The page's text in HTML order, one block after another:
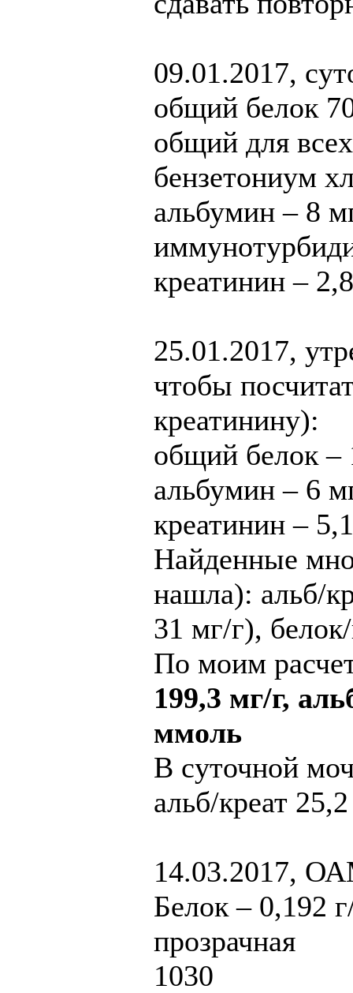
09.01.2017,
общий белок
общий для
бензетониум
альбумин – 8
креатинин –
25.01.2017,
чтобы
креатинину):
общий белок –
альбумин – 6
креатинин –
Найденные
нашла): альб/
31 мг/г),
По моим
199,3 мг/г,
ммоль
В суточной
альб/креат
14.03.2017,
Белок – 0,192
прозрачная
1030